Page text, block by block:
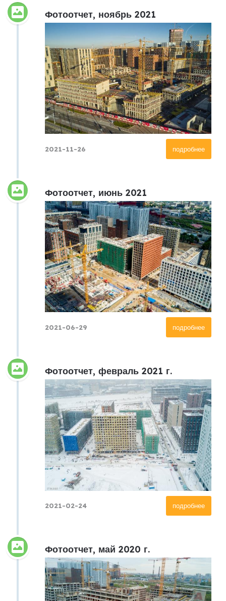
Фотоотчет, ноябрь 2021
подробнее
2021-11-26
Фотоотчет, июнь 2021
подробнее
2021-06-29
Фотоотчет, февраль 2021 г.
подробнее
2021-02-24
Фотоотчет, май 2020 г.